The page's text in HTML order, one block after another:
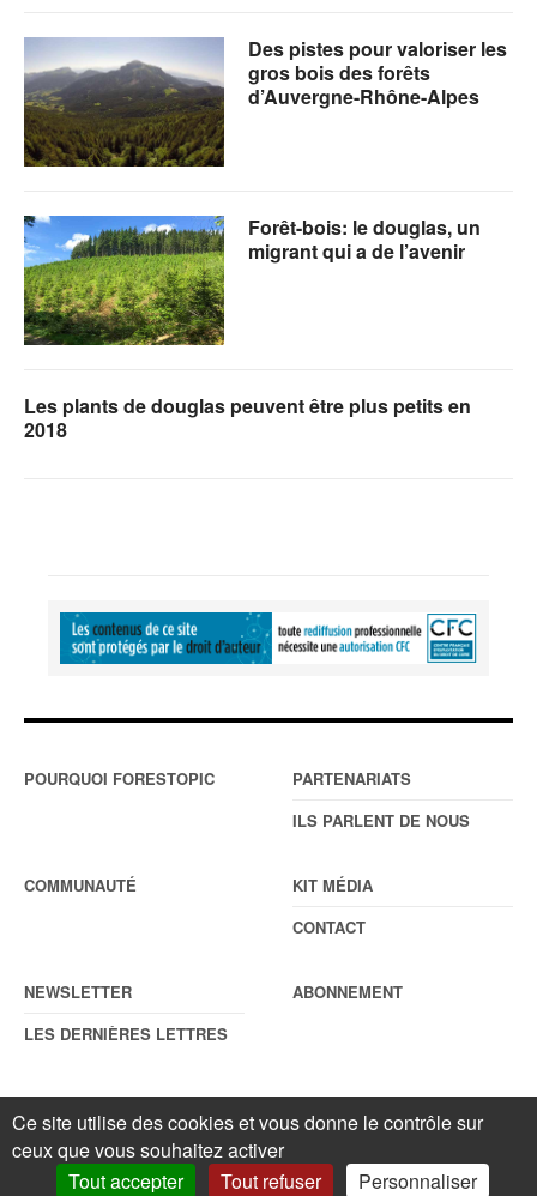
Des pistes pour valoriser les
gros bois des forêts
d’Auvergne-Rhône-Alpes
Forêt-bois: le douglas, un
migrant qui a de l’avenir
Les plants de douglas peuvent être plus petits en
2018
POURQUOI FORESTOPIC
PARTENARIATS
ILS PARLENT DE NOUS
COMMUNAUTÉ
KIT MÉDIA
CONTACT
NEWSLETTER
LES DERNIÈRES LETTRES
ABONNEMENT
© ForestopicMentions légales. Reproduction interdite sans autorisation
écrite préalable.Gestionnaire de cookies
Ce site utilise des cookies et vous donne le contrôle sur
ceux que vous souhaitez activer
Tout accepter
Tout refuser Personnaliser